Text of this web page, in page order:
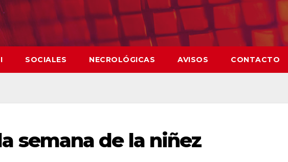
SOCIALES NECROLÓGICAS AVISOS CONTACTO
semana de la niñez